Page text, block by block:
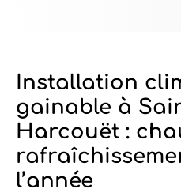
Installation
gainable à
Harcouët :
l’année